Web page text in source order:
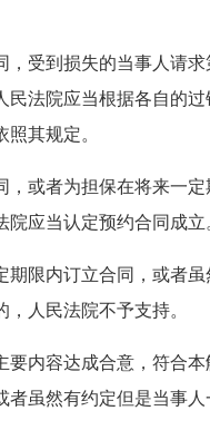
受到损失的当事人请求
民法院应当根据各自的过
其规定。
或者为担保在将来一定
应当认定预约合同成立
期限内订立合同，或者虽
人民法院不予支持。
要内容达成合意，符合本
者虽然有约定但是当事人